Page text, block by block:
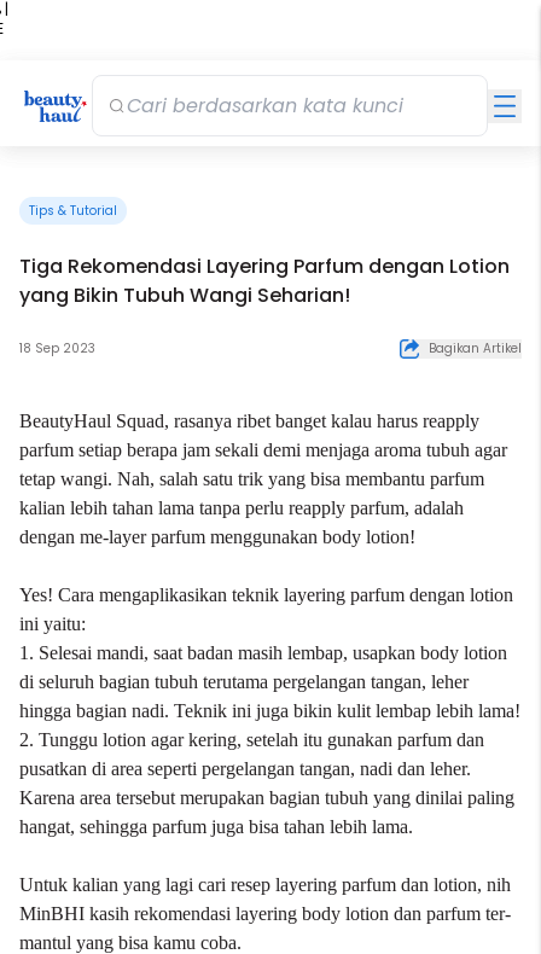
|
Tips & Tutorial
Tiga Rekomendasi Layering Parfum dengan Lotion
yang Bikin Tubuh Wangi Seharian!
18 Sep 2023 Bagikan Artikel
BeautyHaul Squad, rasanya ribet banget kalau harus reapply
parfum setiap berapa jam sekali demi menjaga aroma tubuh agar
tetap wangi. Nah, salah satu trik yang bisa membantu parfum
kalian lebih tahan lama tanpa perlu reapply parfum, adalah
dengan me-layer parfum menggunakan body lotion!
Yes! Cara mengaplikasikan teknik layering parfum dengan lotion
ini yaitu:
1. Selesai mandi, saat badan masih lembap, usapkan body lotion
di seluruh bagian tubuh terutama pergelangan tangan, leher
hingga bagian nadi. Teknik ini juga bikin kulit lembap lebih lama!
2. Tunggu lotion agar kering, setelah itu gunakan parfum dan
pusatkan di area seperti pergelangan tangan, nadi dan leher.
Karena area tersebut merupakan bagian tubuh yang dinilai paling
hangat, sehingga parfum juga bisa tahan lebih lama.
Untuk kalian yang lagi cari resep layering parfum dan lotion, nih
MinBHI kasih rekomendasi layering body lotion dan parfum ter-
mantul yang bisa kamu coba.